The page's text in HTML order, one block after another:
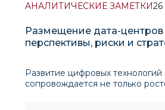
АНАЛИТИЧЕСКИЕ ЗАМЕТКИ26
Размещение дата-центров
перспективы, риски и
Развитие цифровых технологий
сопровождается не только